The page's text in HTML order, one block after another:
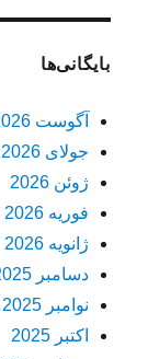
بایگانی‌ها
آگوست 2026
جولای 2026
ژوئن 2026
فوریه 2026
ژانویه 2026
دسامبر 2025
نوامبر 2025
اکتبر 2025